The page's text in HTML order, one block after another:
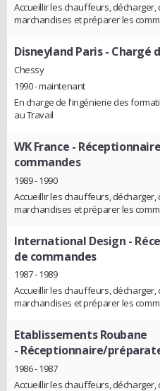
Accueillir les chauffeurs,
marchandises et préparer les
Disneyland Paris- Chargé
Chessy
1990 - maintenant
En charge de l'ingénierie des
au Travail
WK France -
commandes
1989 - 1990
Accueillir les chauffeurs,
marchandises et préparer les
International Design -
de commandes
1987 - 1989
Accueillir les chauffeurs,
marchandises et préparer les
Etablissements Roubane
- Réceptionnaire/
1986 - 1987
Accueillir les chauffeurs,